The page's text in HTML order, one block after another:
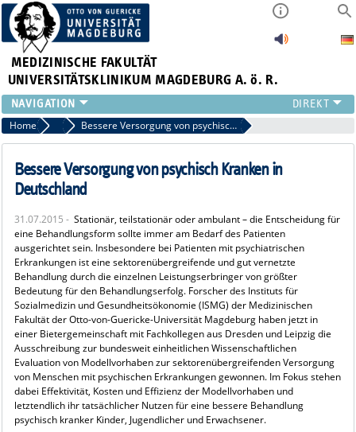
MEDIZINISCHE FAKULTÄT
UNIVERSITÄTSKLINIKUM MAGDEBURG A. ö. R.
INSTITUTE
KLINIKEN
ZENTRALE EINRICHTUNGEN
FORSCHUNG
ÜBER UNS
INTERNATIONAL
INTRANET
Home Archiv 2015 Bessere Versorgung von psychisch Kranken in Deutschland
Bessere Versorgung von psychisch Kranken in
Deutschland
31.07.2015 - Stationär, teilstationär oder ambulant – die Entscheidung für
eine Behandlungsform sollte immer am Bedarf des Patienten
ausgerichtet sein. Insbesondere bei Patienten mit psychiatrischen
Erkrankungen ist eine sektorenübergreifende und gut vernetzte
Behandlung durch die einzelnen Leistungserbringer von größter
Bedeutung für den Behandlungserfolg. Forscher des Instituts für
Sozialmedizin und Gesundheitsökonomie (ISMG) der Medizinischen
Fakultät der Otto-von-Guericke-Universität Magdeburg haben jetzt in
einer Bietergemeinschaft mit Fachkollegen aus Dresden und Leipzig die
Ausschreibung zur bundesweit einheitlichen Wissenschaftlichen
Evaluation von Modellvorhaben zur sektorenübergreifenden Versorgung
von Menschen mit psychischen Erkrankungen gewonnen. Im Fokus stehen
dabei Effektivität, Kosten und Effizienz der Modellvorhaben und
letztendlich ihr tatsächlicher Nutzen für eine bessere Behandlung
psychisch kranker Kinder, Jugendlicher und Erwachsener.